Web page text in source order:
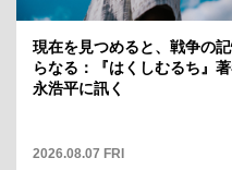
」店長・
ういう場
こから何
岡山天音に聞く
わらない自分——
が見えますか」12
2025.05.01 THU
現在を見つめると、戦争の
らなる：『はくしむるち』
永浩平に訊く
2026.08.07 FRI